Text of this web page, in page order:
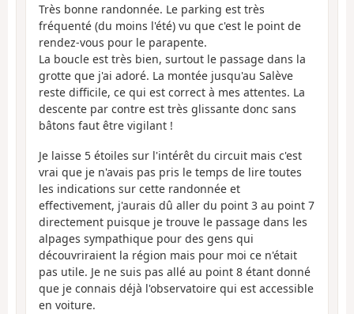
Très bonne randonnée. Le parking est très
fréquenté (du moins l'été) vu que c'est le point de
rendez-vous pour le parapente.
La boucle est très bien, surtout le passage dans la
grotte que j'ai adoré. La montée jusqu'au Salève
reste difficile, ce qui est correct à mes attentes. La
descente par contre est très glissante donc sans
bâtons faut être vigilant !
Je laisse 5 étoiles sur l'intérêt du circuit mais c'est
vrai que je n'avais pas pris le temps de lire toutes
les indications sur cette randonnée et
effectivement, j'aurais dû aller du point 3 au point 7
directement puisque je trouve le passage dans les
alpages sympathique pour des gens qui
découvriraient la région mais pour moi ce n'était
pas utile. Je ne suis pas allé au point 8 étant donné
que je connais déjà l'observatoire qui est accessible
en voiture.